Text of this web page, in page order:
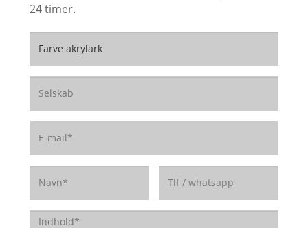
24 timer.